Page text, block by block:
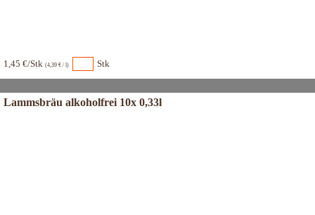
1,45 €/Stk (4,39 € / l) Stk
Lammsbräu alkoholfrei 10x 0,33l